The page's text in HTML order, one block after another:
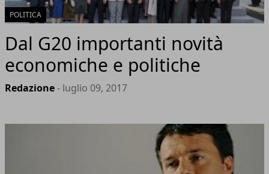
POLITICA
Dal G20 importanti novità
economiche e politiche
Redazione- luglio 09, 2017